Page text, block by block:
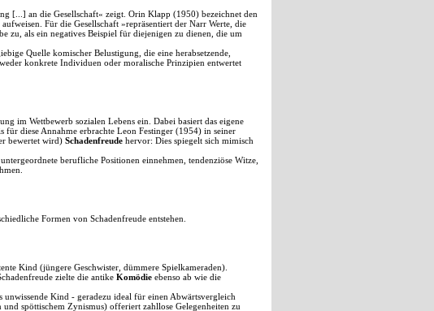
[...] an die Gesellschaft« zeigt. Orin Klapp (1950) bezeichnet den
Für die Gesellschaft »repräsentiert der Narr Werte, die
zu, als ein negatives Beispiel für diejenigen zu dienen, die um
Quelle komischer Belustigung, die eine herabsetzende,
konkrete Individuen oder moralische Prinzipien entwertet
im Wettbewerb sozialen Lebens ein. Dabei basiert das eigene
für diese Annahme erbrachte Leon Festinger (1954) in seiner
bewertet wird) Schadenfreude hervor: Dies spiegelt sich mimisch
berufliche Positionen einnehmen, tendenziöse Witze,
Formen von Schadenfreude entstehen.
Kind (jüngere Geschwister, dümmere Spielkameraden).
zielte die antike Komödie ebenso ab wie die
Kind - geradezu ideal für einen Abwärtsvergleich
spöttischem Zynismus) offeriert zahllose Gelegenheiten zu